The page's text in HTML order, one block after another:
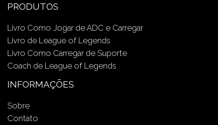
PRODUTOS
Livro Como Jogar de ADC e Carregar
Livro de League of Legends
Livro Como Carregar de Suporte
Coach de League of Legends
INFORMAÇÕES
Sobre
Contato